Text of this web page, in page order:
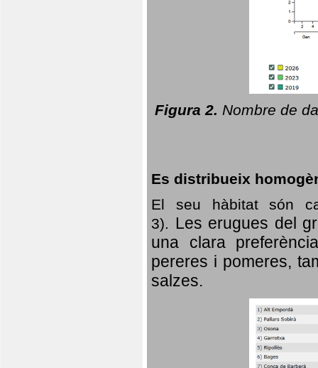
Figura 2. Nombre de
Es distribueix
El seu hàbitat són
3). Les erugues del
una clara
pereres i pomeres,
salzes.